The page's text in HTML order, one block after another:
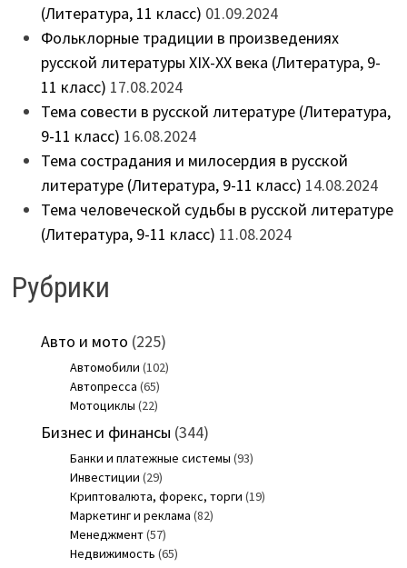
(Литература, 11 класс) 01.09.2024
Фольклорные традиции в произведениях
русской литературы XIX-XX века (Литература, 9-
11 класс) 17.08.2024
Тема совести в русской литературе (Литература,
9-11 класс) 16.08.2024
Тема сострадания и милосердия в русской
литературе (Литература, 9-11 класс) 14.08.2024
Тема человеческой судьбы в русской литературе
(Литература, 9-11 класс) 11.08.2024
Рубрики
Авто и мото (225)
Автомобили (102)
Автопресса (65)
Мотоциклы (22)
Бизнес и финансы (344)
Банки и платежные системы (93)
Инвестиции (29)
Криптовалюта, форекс, торги (19)
Маркетинг и реклама (82)
Менеджмент(57)
Недвижимость (65)